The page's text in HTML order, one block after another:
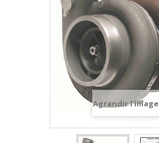
Agrandir l'image